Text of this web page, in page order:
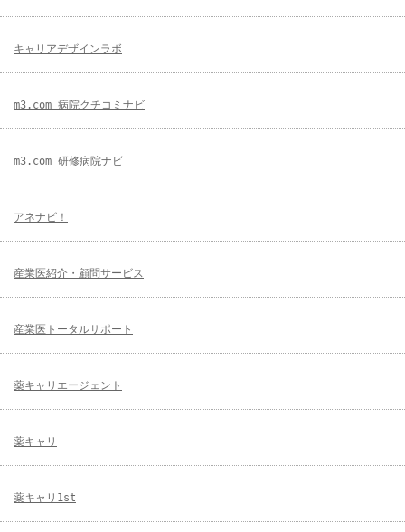
キャリアデザインラボ
m3.com 病院クチコミナビ
m3.com 研修病院ナビ
アネナビ！
産業医紹介・顧問サービス
産業医トータルサポート
薬キャリエージェント
薬キャリ
薬キャリ1st